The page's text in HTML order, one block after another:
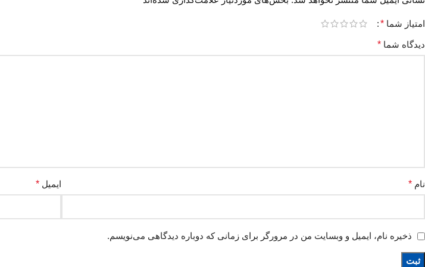
امتیاز شما *
دیدگاه شما *
نام * ایمیل *
ذخیره نام، ایمیل و وبسایت من در مرورگر برای زمانی که دوباره دیدگاهی می‌نویسم.